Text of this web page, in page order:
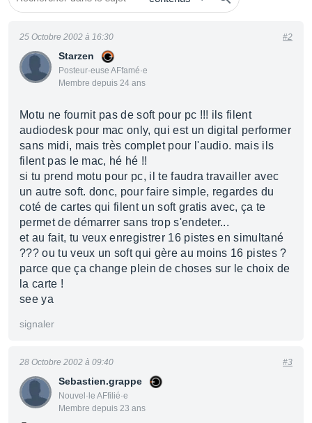
Starzen
Posteur·euse AFfamé·e
Membre depuis 24 ans
25 Octobre 2002 à 16:30 #2
Motu ne fournit pas de soft pour pc !!! ils filent
audiodesk pour mac only, qui est un digital performer
sans midi, mais très complet pour l'audio. mais ils
filent pas le mac, hé hé !!
si tu prend motu pour pc, il te faudra travailler avec
un autre soft. donc, pour faire simple, regardes du
coté de cartes qui filent un soft gratis avec, ça te
permet de démarrer sans trop s'endeter...
et au fait, tu veux enregistrer 16 pistes en simultané
??? ou tu veux un soft qui gère au moins 16 pistes ?
parce que ça change plein de choses sur le choix de
la carte !
see ya
signaler
Sebastien.grappe
Nouvel·le AFfilié·e
Membre depuis 23 ans
28 Octobre 2002 à 09:40 #3